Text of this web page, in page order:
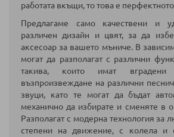
работата вкъщи, то това е
Предлагаме само качествени и
различен дизайн и цвят, за да
аксесоар за вашето мъниче. В
могат да разполагат с различни
такива, които имат вградени
възпроизвеждане на различни
звуци, като те могат да бъдат
механично да избирате и сменяте в
Разполагат с модерна технология за
степени на движение, с колела и